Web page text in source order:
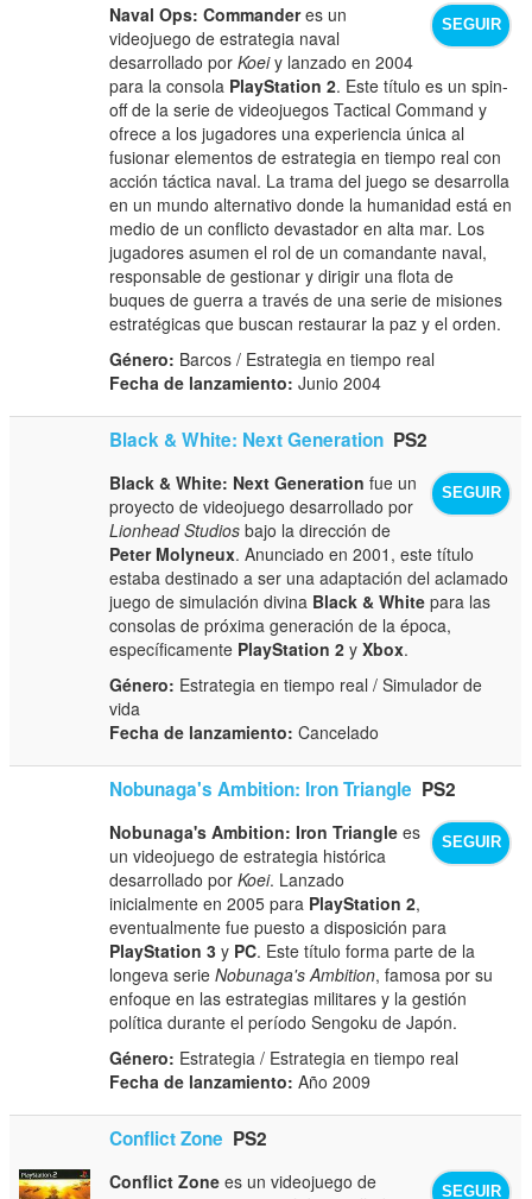
SEGUIR
Naval Ops: Commanderes un
videojuego de estrategia naval
desarrollado porKoeiy lanzado en 2004
para la consola PlayStation 2. Este título es un spin-
off de la serie de videojuegos Tactical Command y
ofrece a los jugadores una experiencia única al
fusionar elementos de estrategia en tiempo real con
acción táctica naval. La trama del juego se desarrolla
en un mundo alternativo donde la humanidad está en
medio de un conflicto devastador en alta mar. Los
jugadores asumen el rol de un comandante naval,
responsable de gestionar y dirigir una flota de
buques de guerra a través de una serie de misiones
estratégicas que buscan restaurar la paz y el orden.
Género: Barcos / Estrategia en tiempo real
Fecha de lanzamiento: Junio 2004
Black & White: Next Generation PS2
SEGUIR
Black & White: Next Generation fue un
proyecto de videojuego desarrollado por
Lionhead Studios bajo la dirección de
Peter Molyneux. Anunciado en 2001, este título
estaba destinado a ser una adaptación del aclamado
juego de simulación divina Black & White para las
consolas de próxima generación de la época,
específicamente PlayStation 2 yXbox.
Género: Estrategia en tiempo real / Simulador de
vida
Fecha de lanzamiento: Cancelado
Nobunaga's Ambition: Iron Triangle PS2
SEGUIR
Nobunaga's Ambition: Iron Triangle es
un videojuego de estrategia histórica
desarrollado porKoei. Lanzado
inicialmente en 2005 para PlayStation 2,
eventualmente fue puesto a disposición para
PlayStation 3 y PC. Este título forma parte de la
longeva serieNobunaga's Ambition, famosa por su
enfoque en las estrategias militares y la gestión
política durante el período Sengoku de Japón.
Género: Estrategia / Estrategia en tiempo real
Fecha de lanzamiento: Año 2009
Conflict Zone PS2
SEGUIR
Conflict Zone es un videojuego de